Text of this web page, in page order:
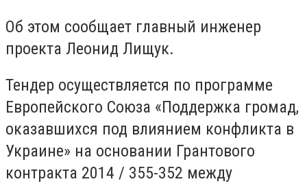
Об этом сообщает главный инженер
проекта Леонид Лищук.
Тендер осуществляется по программе
Европейского Союза «Поддержка громад,
оказавшихся под влиянием конфликта в
Украине» на основании Грантового
контракта 2014 / 355-352 между